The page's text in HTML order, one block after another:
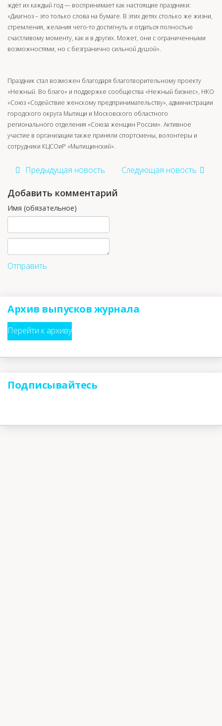
ждёт их каждый год — воспринимает как настоящие праздники:
«Диагноз – это только слова на бумаге. В этих детях столько же жизни,
стремления, желания чего-то достигнуть и отдаться полностью
счастливому моменту, как и в других. Может, они с ограниченными
возможностями, но с безгранично сильной душой».
Праздник стал возможен благодаря благотворительному проекту
«Нежный. Во благо» и поддержке сообщества «Нежный бизнес», НКО
«Союз «Содействие женскому предпринимательству», администрации
городского округа Мытищи и Московского областного
регионального отделения «Союза женщин России». Активное
участие в организации также приняли спортсмены, волонтеры и
сотрудники КЦСОиР «Мытищинский».
Предыдущая новость Следующая новость
Добавить комментарий
Имя (обязательное)
Отправить
Архив выпусков журнала
Перейти к архиву
Подписывайтесь